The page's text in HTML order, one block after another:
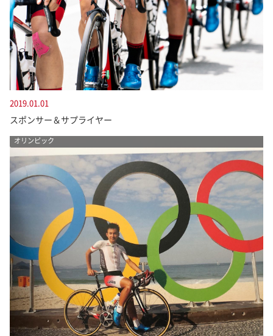
2019.01.01
スポンサー＆サプライヤー
オリンピック